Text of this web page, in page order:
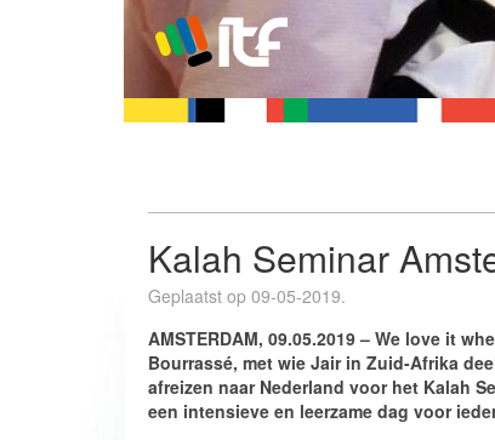
Kalah Seminar
Geplaatst op 09-05-2019.
AMSTERDAM, 09.05.2019 – We love it
Bourrassé, met wie Jair in Zuid-Afrika
afreizen naar Nederland voor het Kalah
een intensieve en leerzame dag voor